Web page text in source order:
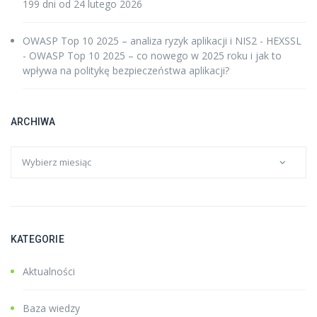
199 dni od 24 lutego 2026
OWASP Top 10 2025 – analiza ryzyk aplikacji i NIS2 - HEXSSL
- OWASP Top 10 2025 – co nowego w 2025 roku i jak to
wpływa na politykę bezpieczeństwa aplikacji?
ARCHIWA
KATEGORIE
Aktualności
Baza wiedzy